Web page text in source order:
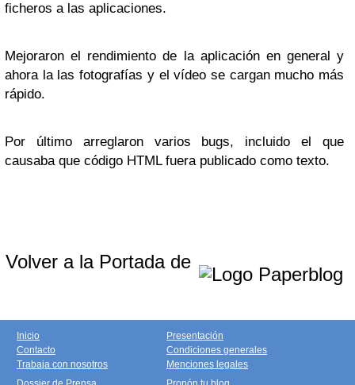
ficheros a las aplicaciones.
Mejoraron el rendimiento de la aplicación en general y
ahora la las fotografías y el vídeo se cargan mucho más
rápido.
Por último arreglaron varios bugs, incluido el que
causaba que código HTML fuera publicado como texto.
Volver a la Portada de
Inicio
Contacto
Trabaja con nosotros
Presentación
Condiciones generales
Menciones legales